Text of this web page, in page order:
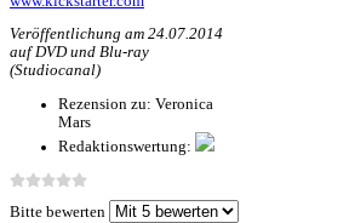
Veröffentlichung am 24.07.2014
auf DVD und Blu-ray
(Studiocanal)
Rezension zu: Veronica
Mars
Redaktionswertung:
Bitte bewerten